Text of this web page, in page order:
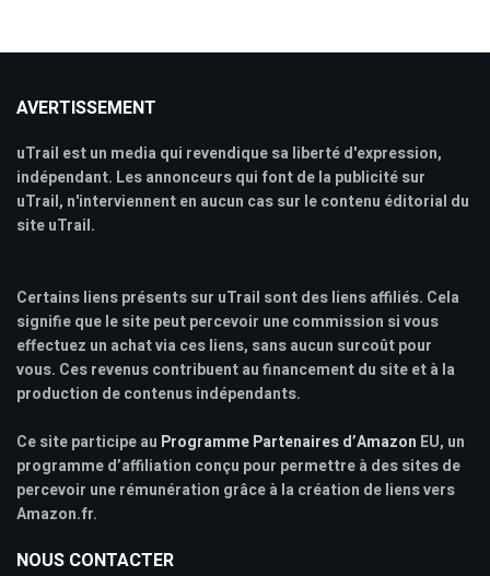
AVERTISSEMENT
uTrail est un media qui revendique sa liberté d'expression,
indépendant. Les annonceurs qui font de la publicité sur
uTrail, n'interviennent en aucun cas sur le contenu éditorial du
site uTrail.
Certains liens présents sur uTrail sont des liens affiliés. Cela
signifie que le site peut percevoir une commission si vous
effectuez un achat via ces liens, sans aucun surcoût pour
vous. Ces revenus contribuent au financement du site et à la
production de contenus indépendants.
Ce site participe au Programme Partenaires d’Amazon EU, un
programme d’affiliation conçu pour permettre à des sites de
percevoir une rémunération grâce à la création de liens vers
Amazon.fr.
NOUS CONTACTER